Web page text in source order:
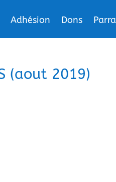
Adhésion Dons
(aout 2019)